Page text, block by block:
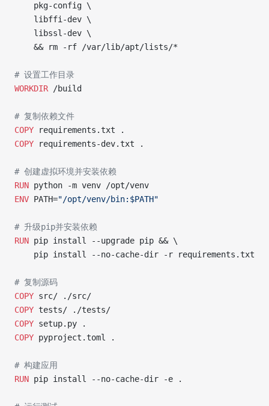
    pkg-config \
    libffi-dev \
    libssl-dev \
    && rm -rf /var/lib/apt/lists/*
# 设置工作目录
WORKDIR /build
# 复制依赖文件
COPY requirements.txt .
COPY requirements-dev.txt .
# 创建虚拟环境并安装依赖
RUN python -m venv /opt/venv
ENV PATH="/opt/venv/bin:$PATH"
# 升级pip并安装依赖
RUN pip install --upgrade pip && \
    pip install --no-cache-dir -r requirements.txt
# 复制源码
COPY src/ ./src/
COPY tests/ ./tests/
COPY setup.py .
COPY pyproject.toml .
# 构建应用
RUN pip install --no-cache-dir -e .